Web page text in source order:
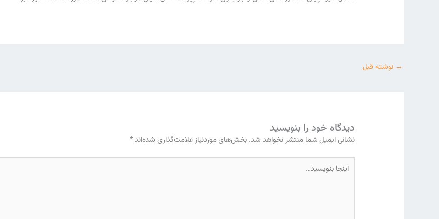
→ نوشته قبل
دیدگاه‌ خود را بنویسید
نشانی ایمیل شما منتشر نخواهد شد. بخش‌های موردنیاز علامت‌گذاری شده‌اند*
بنویسید…